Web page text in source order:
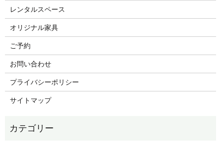
レンタルスペース
オリジナル家具
ご予約
お問い合わせ
プライバシーポリシー
サイトマップ